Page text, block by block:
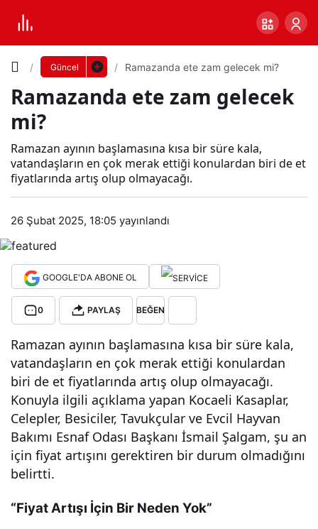
Güncel Ramazanda ete zam gelecek mi?
Ramazanda ete zam gelecek
mi?
Ramazan ayının başlamasına kısa bir süre kala,
vatandaşların en çok merak ettiği konulardan biri de et
fiyatlarında artış olup olmayacağı.
26 Şubat 2025, 18:05 yayınlandı
GOOGLE'DA ABONE OL
0 PAYLAŞ BEĞEN
Ramazan ayının başlamasına kısa bir süre kala,
vatandaşların en çok merak ettiği konulardan
biri de et fiyatlarında artış olup olmayacağı.
Konuyla ilgili açıklama yapan Kocaeli Kasaplar,
Celepler, Besiciler, Tavukçular ve Evcil Hayvan
Bakımı Esnaf Odası Başkanı İsmail Şalgam, şu an
için fiyat artışını gerektiren bir durum olmadığını
belirtti.
“Fiyat Artışı İçin Bir Neden Yok”
Ram
aza
nda
ete
zam
gele
cek
mi?
Yazı
Boyutunu
Küçük 100% Dev
Varsayılana
dön
0